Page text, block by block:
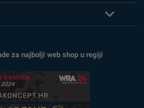
za najbolji web shop u regiji